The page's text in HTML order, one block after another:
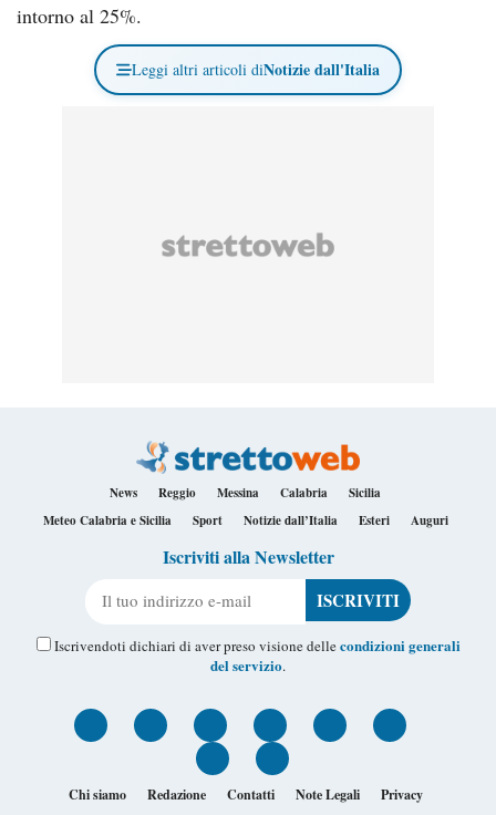
intorno al 25%.
Leggi altri articoli diNotizie dall'Italia
News Reggio Messina Calabria
Sicilia
Meteo Calabria e Sicilia
Sport Notizie dall’Italia Esteri Auguri
Iscriviti alla Newsletter
Iscrivendoti dichiari di aver preso visione dellecondizioni generali
del servizio.
Chi siamo Redazione Contatti Note Legali
Privacy